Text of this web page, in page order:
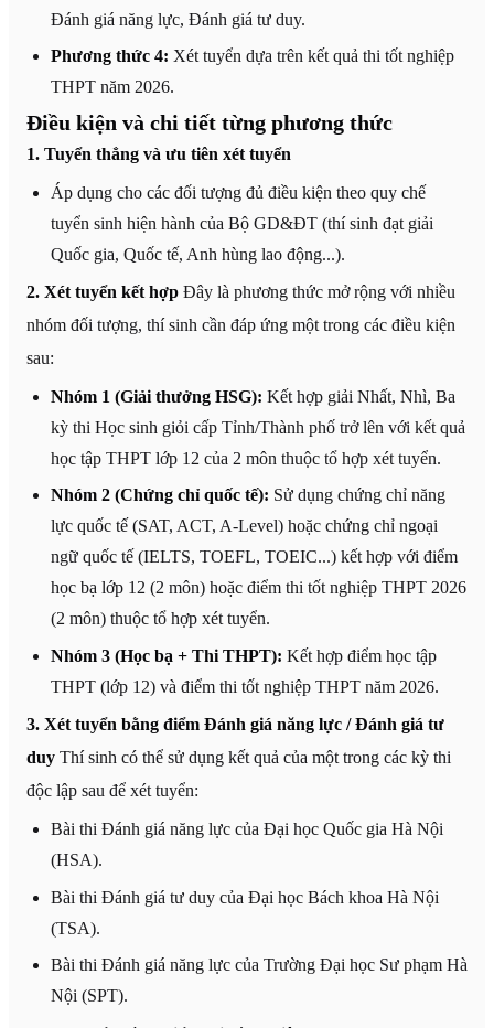
Đánh giá năng lực, Đánh giá tư duy.
Phương thức 4: Xét tuyển dựa trên kết quả thi tốt nghiệp
THPT năm 2026.
Điều kiện và chi tiết từng phương thức
1. Tuyển thẳng và ưu tiên xét tuyển
Áp dụng cho các đối tượng đủ điều kiện theo quy chế
tuyển sinh hiện hành của Bộ GD&ĐT (thí sinh đạt giải
Quốc gia, Quốc tế, Anh hùng lao động...).
2. Xét tuyển kết hợp Đây là phương thức mở rộng với nhiều
nhóm đối tượng, thí sinh cần đáp ứng một trong các điều kiện
sau:
Nhóm 1 (Giải thưởng HSG): Kết hợp giải Nhất, Nhì, Ba
kỳ thi Học sinh giỏi cấp Tỉnh/Thành phố trở lên với kết quả
học tập THPT lớp 12 của 2 môn thuộc tổ hợp xét tuyển.
Nhóm 2 (Chứng chỉ quốc tế): Sử dụng chứng chỉ năng
lực quốc tế (SAT, ACT, A-Level) hoặc chứng chỉ ngoại
ngữ quốc tế (IELTS, TOEFL, TOEIC...) kết hợp với điểm
học bạ lớp 12 (2 môn) hoặc điểm thi tốt nghiệp THPT 2026
(2 môn) thuộc tổ hợp xét tuyển.
Nhóm 3 (Học bạ + Thi THPT): Kết hợp điểm học tập
THPT (lớp 12) và điểm thi tốt nghiệp THPT năm 2026.
3. Xét tuyển bằng điểm Đánh giá năng lực / Đánh giá tư
duy Thí sinh có thể sử dụng kết quả của một trong các kỳ thi
độc lập sau để xét tuyển:
Bài thi Đánh giá năng lực của Đại học Quốc gia Hà Nội
(HSA).
Bài thi Đánh giá tư duy của Đại học Bách khoa Hà Nội
(TSA).
Bài thi Đánh giá năng lực của Trường Đại học Sư phạm Hà
Nội (SPT).